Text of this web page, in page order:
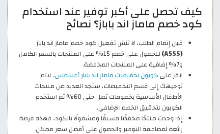
كيف تحصل على أكبر توفير عند استخدام
كود خصم ماماز اند باباز؟ نصائح
قبل إتمام الطلب، لا تنسَ تفعيل كود خصم ماماز اند باباز
(A555)
للحصول على خصم 15% على المنتجات بالسعر الكامل
و7% إضافية على المنتجات المخفضة.
انقر على كوبون تخفيضات ماماز اند باباز أغسطس، ليتم
توجيهك إلى قسم التخفيضات، ستجد العديد من منتجات
الأطفال الأساسية بخصومات تصل حتى 60% ثم استخدم
الكوبون لتحقيق الخصم الإضافي.
إذا وجدت منتجًا مخفضًا مسبقًا ومشمولًا بالكود، فهذه فرصة
رائعة لمضاعفة التوفير والحصول على أفضل سعر ممكن.